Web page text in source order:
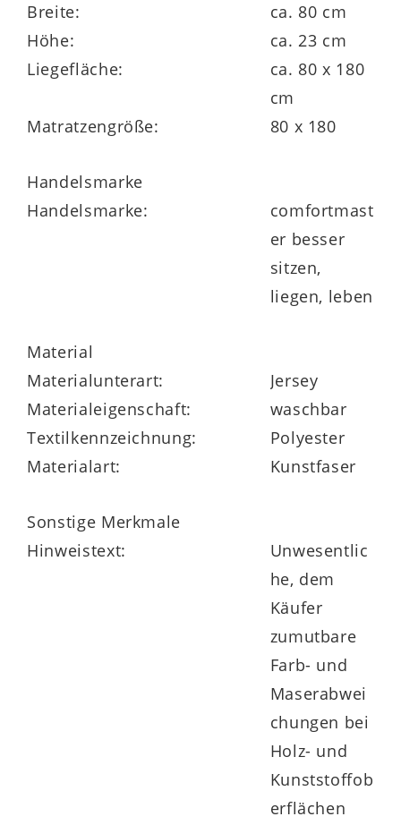
Matratzenkern
20 cm AQUAPUR®-Schaumkern mit 50 kg /
m³ Raumgewicht
oben 3 cm AQUAPUR®-Noppenschaum
unten 3 cm AQUAPUR®-Noppenschaum
Oberfläche
erhältlich
auch Sondergrößen lieferbar
Breite:
ca. 80 cm
Höhe:
ca. 23 cm
Liegefläche:
ca. 80 x 180
cm
Matratzengröße:
80 x 180
Handelsmarke
Handelsmarke:
comfortmast
er besser
sitzen,
liegen, leben
Material
Materialunterart:
Jersey
Materialeigenschaft:
waschbar
Textilkennzeichnung:
Polyester
Materialart:
Kunstfaser
Sonstige Merkmale
Hinweistext:
Unwesentlic
he, dem
Käufer
zumutbare
Farb- und
Maserabwei
chungen bei
Holz- und
Kunststoffob
erflächen